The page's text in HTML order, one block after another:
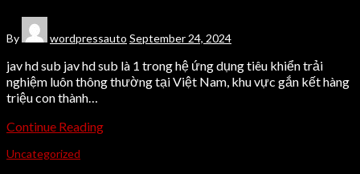
By wordpressauto September 24, 2024
jav hd sub jav hd sub là 1 trong hệ ứng dụng tiêu khiển trải
nghiệm luôn thông thường tại Việt Nam, khu vực gắn kết hàng
triệu con thành…
Continue Reading
Uncategorized